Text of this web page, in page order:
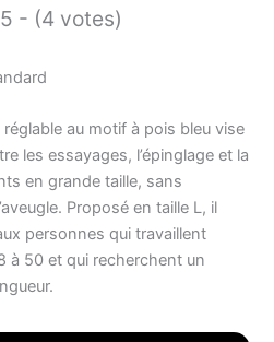
- (4 votes)
au motif à pois bleu vise
les essayages, l’épinglage et la
en grande taille, sans
Proposé en taille L, il
personnes qui travaillent
à 50 et qui recherchent un